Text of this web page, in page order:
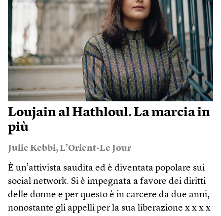
Loujain al Hathloul. La marcia in
più
Julie Kebbi,L’Orient-Le Jour
È un’attivista saudita ed è diventata popolare sui
social network. Si è impegnata a favore dei diritti
delle donne e per questo è in carcere da due anni,
nonostante gli appelli per la sua liberazione x x x x